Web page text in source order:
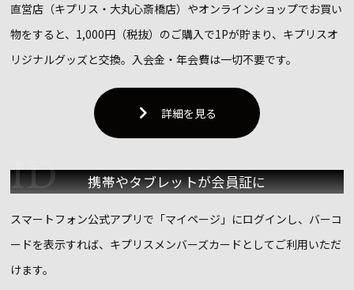
直営店（キプリス・大丸心斎橋店）やオンラインショップでお買い
物をすると、1,000円（税抜）のご購入で1Pが貯まり、キプリスオ
リジナルグッズと交換。入会金・年会費は一切不要です。
詳細を見る
携帯やタブレットが会員証に
スマートフォン公式アプリで「マイページ」にログインし、バーコ
ードを表示すれば、キプリスメンバーズカードとしてご利用いただ
けます。